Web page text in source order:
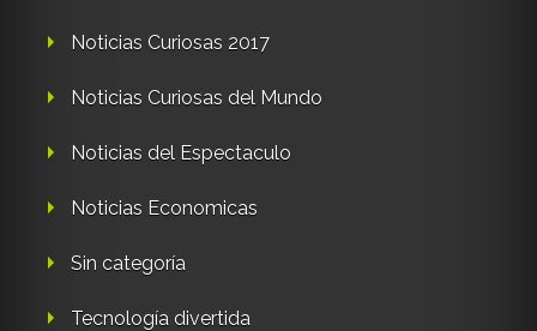
Noticias Curiosas 2017
Noticias Curiosas del Mundo
Noticias del Espectaculo
Noticias Economicas
Sin categoría
Tecnología divertida